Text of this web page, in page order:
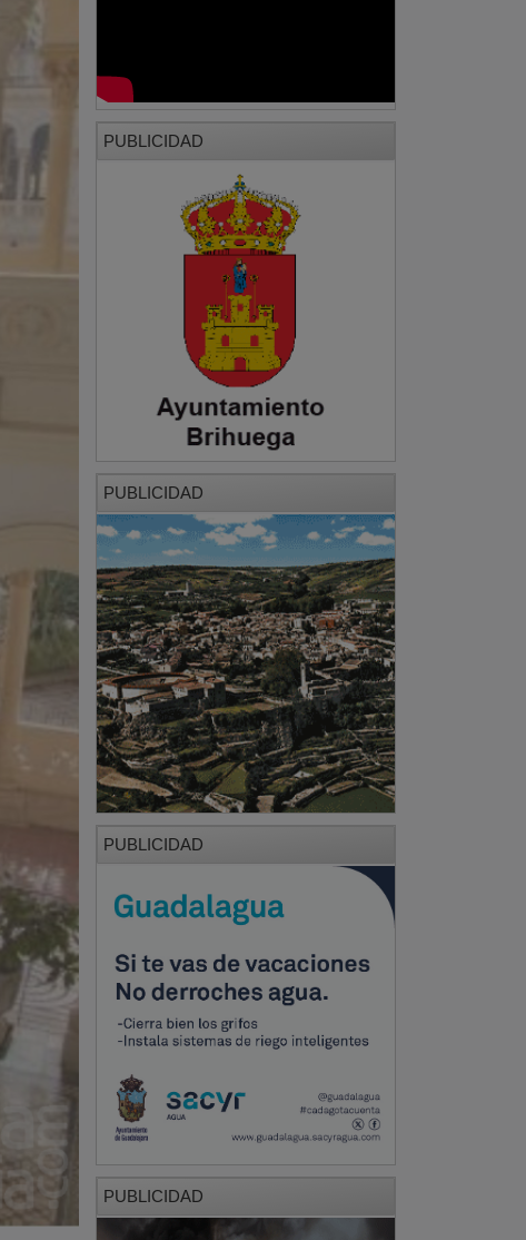
PUBLICIDAD
PUBLICIDAD
PUBLICIDAD